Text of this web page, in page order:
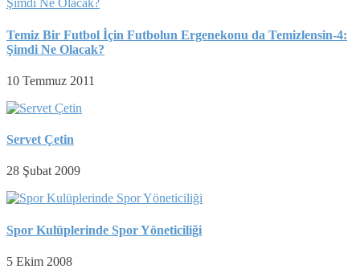
Temiz Bir Futbol İçin Futbolun Ergenekonu da Temizlensin-4:
Şimdi Ne Olacak?
10 Temmuz 2011
Servet Çetin
28 Şubat 2009
Spor Kulüplerinde Spor Yöneticiliği
5 Ekim 2008